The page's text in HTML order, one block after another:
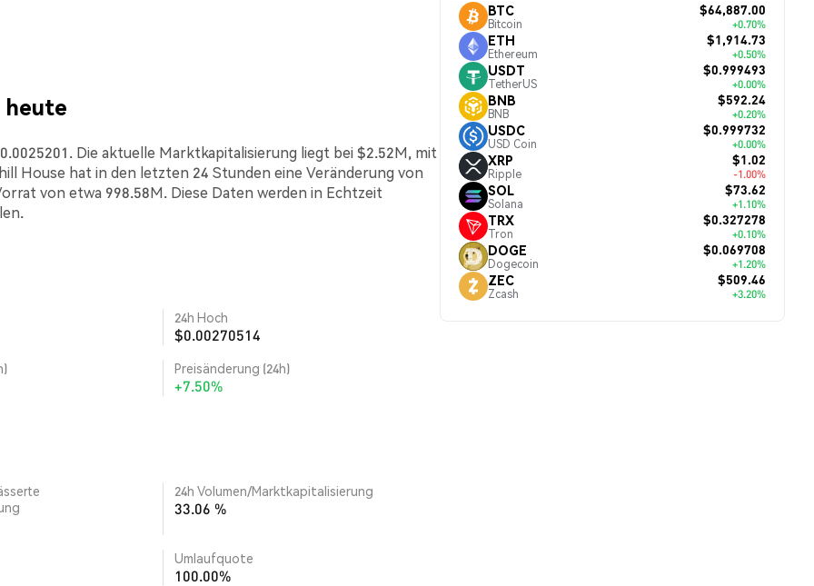
heute
Die aktuelle Marktkapitalisierung liegt bei $2.52M, mit
House hat in den letzten 24 Stunden eine Veränderung von
von etwa 998.58M. Diese Daten werden in Echtzeit
24h Hoch
$0.00270514
Preisänderung (24h)
+7.50%
24h Volumen/Marktkapitalisierung
33.06 %
Umlaufquote
100.00%
BTC
Bitcoin
$64,887.00
+0.70%
ETH
Ethereum
$1,914.73
+0.50%
USDT
TetherUS
$0.999493
+0.00%
BNB
BNB
$592.24
+0.20%
USDC
USD Coin
$0.999732
+0.00%
XRP
Ripple
$1.02
-1.00%
SOL
Solana
$73.62
+1.10%
TRX
Tron
$0.327278
+0.10%
DOGE
Dogecoin
$0.069708
+1.20%
ZEC
Zcash
$509.46
+3.20%